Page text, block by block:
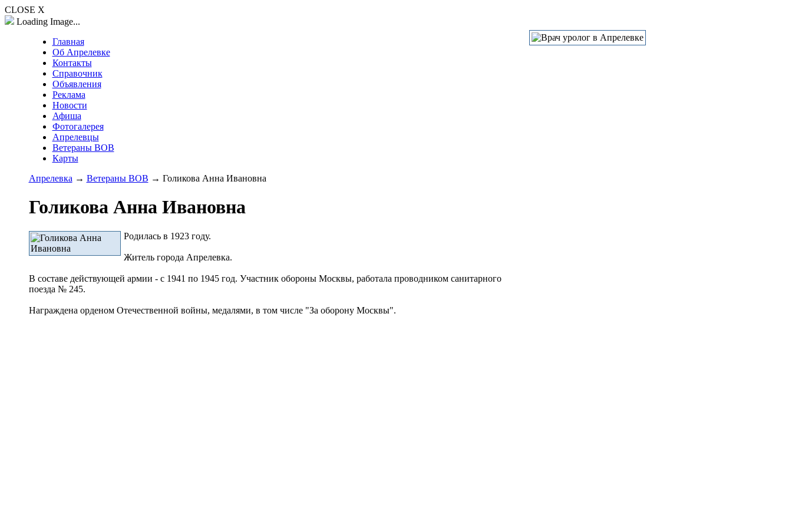
CLOSE X
Loading Image...
Главная
Об Апрелевке
Контакты
Справочник
Объявления
Реклама
Новости
Афиша
Фотогалерея
Апрелевцы
Ветераны ВОВ
Карты
Апрелевка → Ветераны ВОВ → Голикова Анна Ивановна
Голикова Анна Ивановна
Родилась в 1923 году.
Житель города Апрелевка.
В составе действующей армии - с 1941 по 1945 год. Участник обороны Москвы, работала проводником санитарного
поезда № 245.
Награждена орденом Отечественной войны, медалями, в том числе "За оборону Москвы".